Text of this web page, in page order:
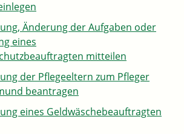
Änderung der Aufgaben oder
eines
mitteilen
der Pflegeeltern zum Pfleger
beantragen
eines Geldwäschebeauftragten